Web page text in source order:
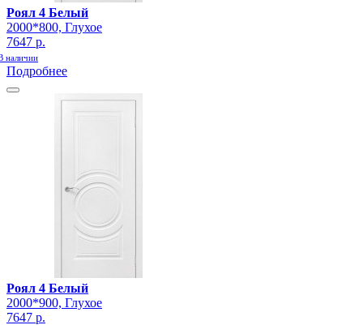
Роял 4 Белый
2000*800, Глухое
7647 р.
наличии
Подробнее
Роял 4 Белый
2000*900, Глухое
7647 р.